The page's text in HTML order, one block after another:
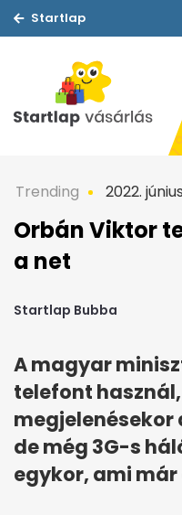
Startlap
Trending 2022.
Orbán Viktor
a net
Startlap Bubba
A magyar
telefont
megjelenésekor
de még 3G-s
egykor, ami